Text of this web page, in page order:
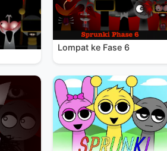
Lompat ke Fase 6